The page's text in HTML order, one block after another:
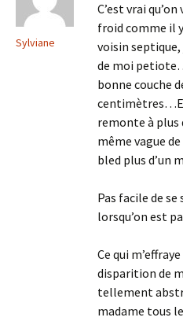
Sylviane
C’est vrai
froid comme il
voisin
de moi
bonne couche
remonte à plus
même vague
bled plus d’un
Pas facile de
lorsqu’on est
Ce qui
disparition de
tellement
madame tous